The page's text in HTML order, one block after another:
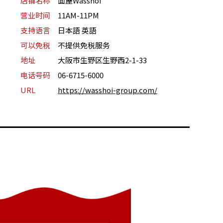
营业时间
11AM-11PM
支持语言
日本語 英語
可以免税
不提供免税服务
地址
大阪市生野区生野西2-1-33
电话号码
06-6715-6000
URL
https://wasshoi-group.com/